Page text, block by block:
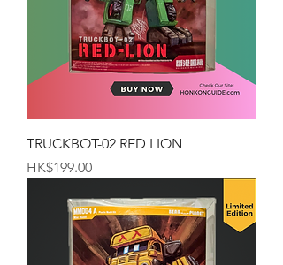
TRUCKBOT-02 RED LION
価格
HK$199.00